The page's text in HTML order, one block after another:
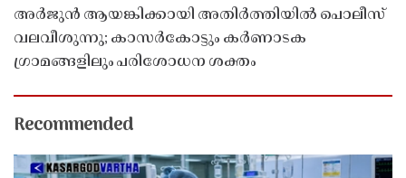
അർജുൻ ആയങ്കിക്കായി അതിർത്തിയിൽ പൊലീസ്
വലവീശുന്നു; കാസർകോട്ടും കർണാടക
ഗ്രാമങ്ങളിലും പരിശോധന ശക്തം
Recommended